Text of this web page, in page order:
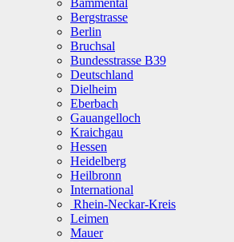
Bammental
Bergstrasse
Berlin
Bruchsal
Bundesstrasse B39
Deutschland
Dielheim
Eberbach
Gauangelloch
Kraichgau
Hessen
Heidelberg
Heilbronn
International
Rhein-Neckar-Kreis
Leimen
Mauer